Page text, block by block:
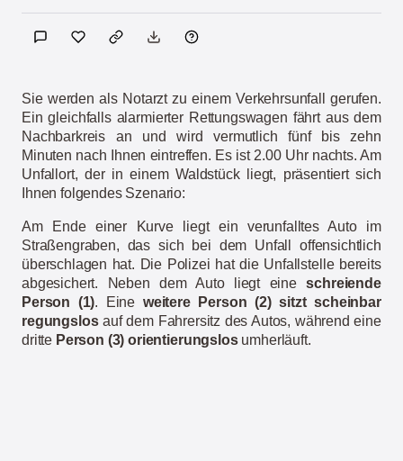
Sie werden als Notarzt zu einem Verkehrsunfall gerufen.
Ein gleichfalls alarmierter Rettungswagen fährt aus dem
Nachbarkreis an und wird vermutlich fünf bis zehn
Minuten nach Ihnen eintreffen. Es ist 2.00 Uhr nachts. Am
Unfallort, der in einem Waldstück liegt, präsentiert sich
Ihnen folgendes Szenario:
Am Ende einer Kurve liegt ein verunfalltes Auto im
Straßengraben, das sich bei dem Unfall offensichtlich
überschlagen hat. Die Polizei hat die Unfallstelle bereits
abgesichert. Neben dem Auto liegt eineschreiende
Person (1). Eine weitere Person (2) sitzt scheinbar
regungslosauf dem Fahrersitz des Autos, während eine
dritte Person (3) orientierungslosumherläuft.